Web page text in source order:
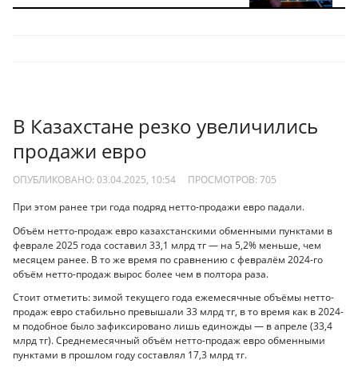
В Казахстане резко увеличились
продажи евро
ОПУБЛИКОВАНО: 03.04.2025, 10:54 ПРОСМОТРОВ: 705
При этом ранее три года подряд нетто-продажи евро падали.
Объём нетто-продаж евро казахстанскими обменными пунктами в
феврале 2025 года составил 33,1 млрд тг — на 5,2% меньше, чем
месяцем ранее. В то же время по сравнению с февралём 2024-го
объём нетто-продаж вырос более чем в полтора раза.
Стоит отметить: зимой текущего года ежемесячные объёмы нетто-
продаж евро стабильно превышали 33 млрд тг, в то время как в 2024-
м подобное было зафиксировано лишь единожды — в апреле (33,4
млрд тг). Среднемесячный объём нетто-продаж евро обменными
пунктами в прошлом году составлял 17,3 млрд тг.